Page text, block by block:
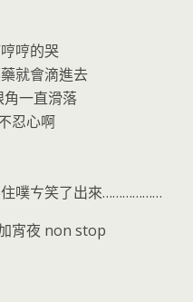
哼的哭
就會滴進去
角一直滑落
忍心啊
住噗ㄘ笑了出來………………
宵夜 non stop